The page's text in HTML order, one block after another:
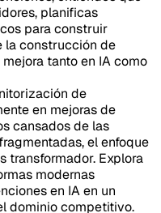
planificas
para construir
la construcción de
tanto en IA como
de
en mejoras de
cansados de las
el enfoque
transformador. Explora
modernas
en IA en un
dominio competitivo.